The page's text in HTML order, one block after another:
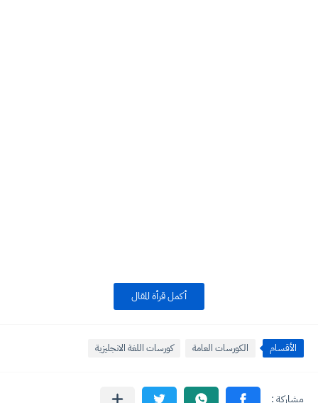
أكمل قرأة المقال
الأقسام الكورسات العامة كورسات اللغة الانجليزية